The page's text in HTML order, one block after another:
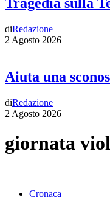
Tragedia sulla
diRedazione
2 Agosto 2026
Aiuta una
diRedazione
2 Agosto 2026
giornata
Cronaca